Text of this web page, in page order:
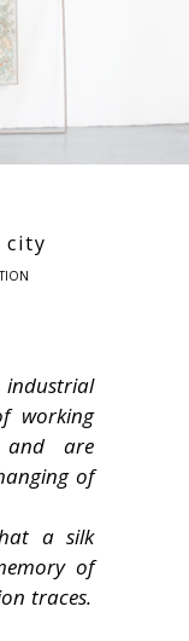
city
working
and are
of
a silk
of
traces.